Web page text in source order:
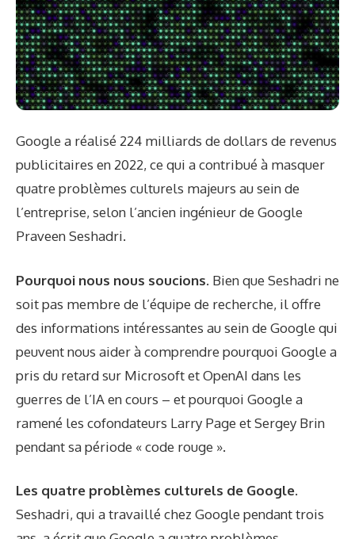
Google a réalisé 224 milliards de dollars de revenus
publicitaires en 2022, ce qui a contribué à masquer
quatre problèmes culturels majeurs au sein de
l’entreprise, selon l’ancien ingénieur de Google
Praveen Seshadri.
Pourquoi nous nous soucions. Bien que Seshadri ne
soit pas membre de l’équipe de recherche, il offre
des informations intéressantes au sein de Google qui
peuvent nous aider à comprendre pourquoi Google a
pris du retard sur Microsoft et OpenAI dans les
guerres de l’IA en cours – et pourquoi Google a
ramené les cofondateurs Larry Page et Sergey Brin
pendant sa période « code rouge ».
Les quatre problèmes culturels de Google.
Seshadri, qui a travaillé chez Google pendant trois